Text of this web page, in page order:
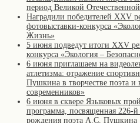
период Великой
Наградили победителей XXV
фотовыставки-конкурса
Жизнь»
5 июня подведут итоги XXV
конкурса «Экология –
6 июня приглашаем на
атлетизма: отражение
Пушкина в творчестве поэта и
современников»
6 июня в сквере Языковых
программа, посвященная 226-
рождения поэта А.С. Пушкина